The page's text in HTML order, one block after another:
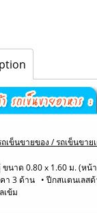
เข็นขายของ / รถเข็นขาย
ขนาด 0.80 x 1.60 ม. (ห
า 3 ด้าน • ปีกสแตนเลส
เข้ม